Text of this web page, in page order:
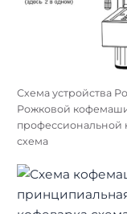
Схема устройства
Рожковой
схема